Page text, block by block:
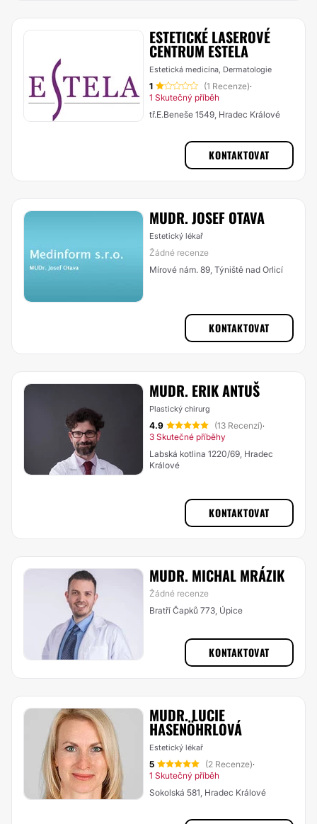
ESTETICKÉ LASEROVÉ
CENTRUM ESTELA
Estetická medicína, Dermatologie
1 (1 Recenze)·
1 Skutečný příběh
tř.E.Beneše 1549, Hradec Králové
KONTAKTOVAT
MUDR. JOSEF OTAVA
Estetický lékař
Žádné recenze
Mírové nám. 89, Týniště nad Orlicí
KONTAKTOVAT
MUDR. ERIK ANTUŠ
Plastický chirurg
4.9 (13 Recenzí)·
3 Skutečné příběhy
Labská kotlina 1220/69, Hradec
Králové
KONTAKTOVAT
MUDR. MICHAL MRÁZIK
Žádné recenze
Bratří Čapků 773, Úpice
KONTAKTOVAT
MUDR. LUCIE
HASENÖHRLOVÁ
Estetický lékař
5 (2 Recenze)·
1 Skutečný příběh
Sokolská 581, Hradec Králové